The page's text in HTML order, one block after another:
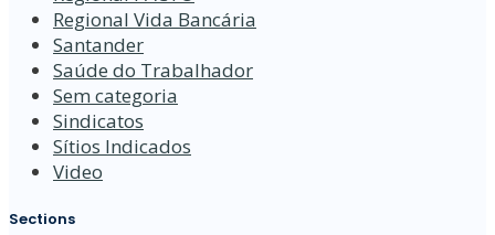
Regional Vida Bancária
Santander
Saúde do Trabalhador
Sem categoria
Sindicatos
Sítios Indicados
Video
Sections